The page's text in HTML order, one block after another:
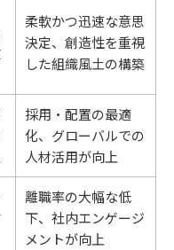
柔軟かつ迅速な意思
決定、創造性を重視
した組織風土の構築
採用・配置の最適
化、グローバルでの
人材活用が向上
離職率の大幅な低
下、社内エンゲージ
メントが向上